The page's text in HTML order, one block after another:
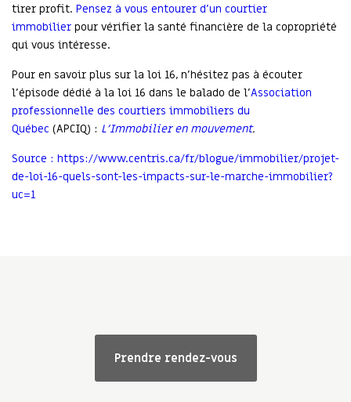
tirer profit. Pensez à vous entourer d’un courtier
immobilier pour vérifier la santé financière de la copropriété
qui vous intéresse.
Pour en savoir plus sur la loi 16, n’hésitez pas à écouter
l’épisode dédié à la loi 16 dans le balado de l’Association
professionnelle des courtiers immobiliers du
Québec (APCIQ) : L’Immobilier en mouvement.
Source : https://www.centris.ca/fr/blogue/immobilier/projet-
de-loi-16-quels-sont-les-impacts-sur-le-marche-immobilier?
uc=1
Prendre rendez-vous